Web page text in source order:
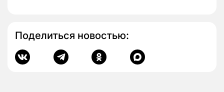
Поделиться новостью: